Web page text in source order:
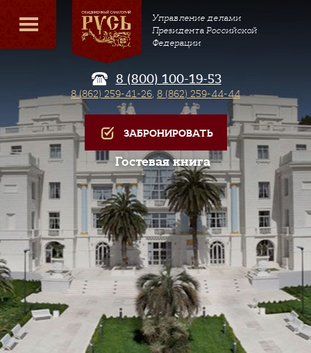
Управление делами
Президента Российской
Федерации
8 (800) 100-19-53
8 (862) 259-41-26, 8 (862) 259-44-44
ЗАБРОНИРОВАТЬ
Гостевая книга